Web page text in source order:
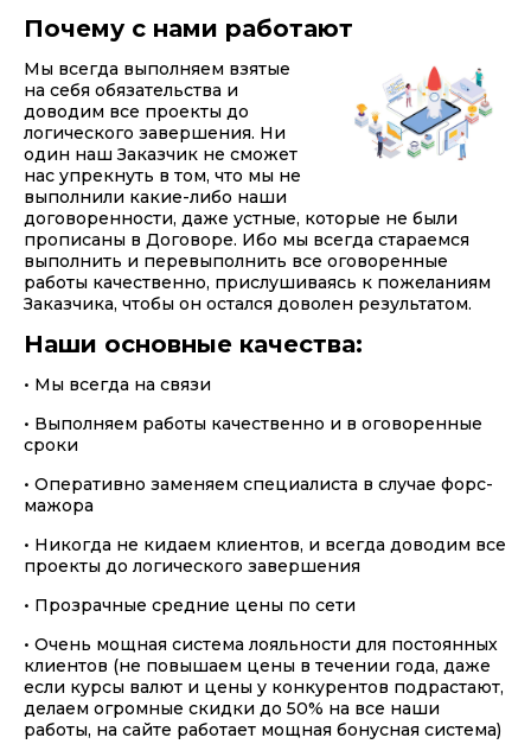
Почему с нами работают
Мы всегда выполняем взятые
на себя обязательства и
доводим все проекты до
логического завершения. Ни
один наш Заказчик не сможет
нас упрекнуть в том, что мы не
выполнили какие-либо наши
договоренности, даже устные, которые не были
прописаны в Договоре. Ибо мы всегда стараемся
выполнить и перевыполнить все оговоренные
работы качественно, прислушиваясь к пожеланиям
Заказчика, чтобы он остался доволен результатом.
Наши основные качества:
• Мы всегда на связи
• Выполняем работы качественно и в оговоренные
сроки
• Оперативно заменяем специалиста в случае форс-
мажора
• Никогда не кидаем клиентов, и всегда доводим все
проекты до логического завершения
• Прозрачные средние цены по сети
• Очень мощная система лояльности для постоянных
клиентов (не повышаем цены в течении года, даже
если курсы валют и цены у конкурентов подрастают,
делаем огромные скидки до 50% на все наши
работы, на сайте работает мощная бонусная система)